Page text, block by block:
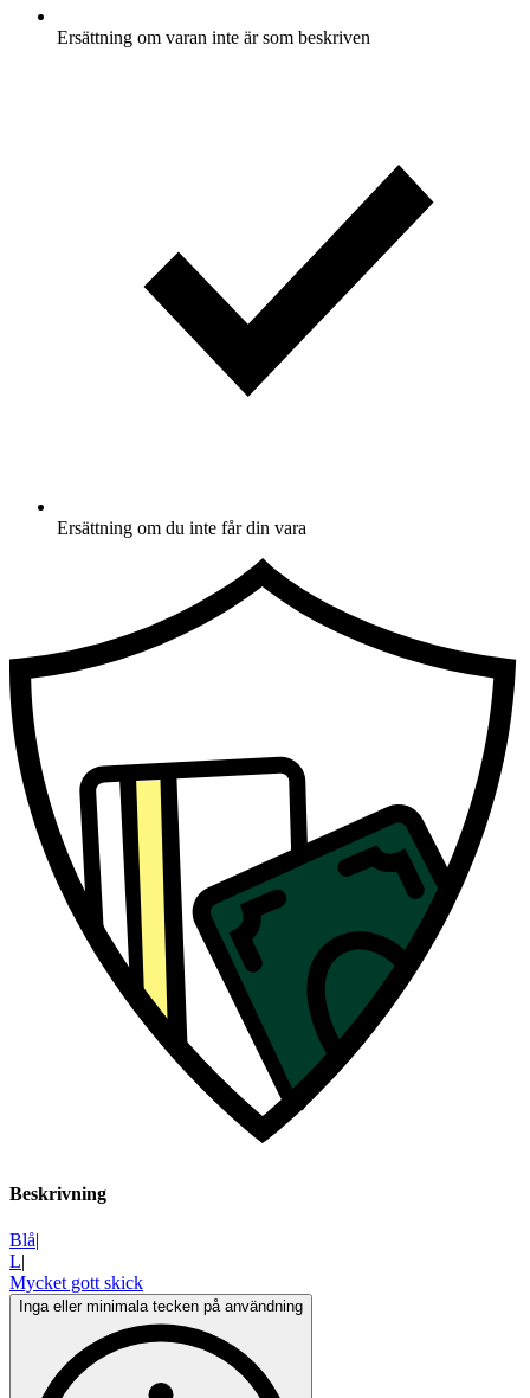
Ersättning om varan inte är som beskriven
Ersättning om du inte får din vara
Beskrivning
Blå|
L|
Mycket gott skick
Inga eller minimala tecken på användning